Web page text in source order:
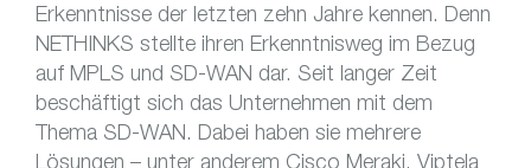
Erkenntnisse der letzten zehn Jahre kennen. Denn
NETHINKS stellte ihren Erkenntnisweg im Bezug
auf MPLS und SD-WAN dar. Seit langer Zeit
beschäftigt sich das Unternehmen mit dem
Thema SD-WAN. Dabei haben sie mehrere
Lösungen – unter anderem Cisco Meraki, Viptela